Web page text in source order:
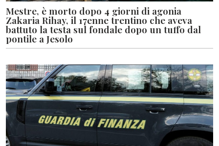
Mestre, è morto dopo 4 giorni di agonia
Zakaria Rihay, il 17enne trentino che aveva
battuto la testa sul fondale dopo un tuffo dal
pontile a Jesolo